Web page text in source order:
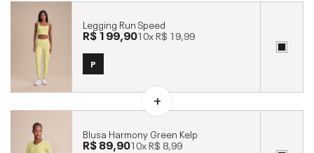
Legging Run Speed
R$ 199,9010xR$ 19,99
P
Blusa Harmony Green Kelp
R$ 89,9010xR$ 8,99